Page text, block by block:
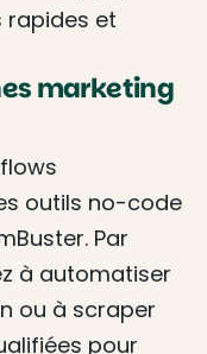
rapides et
marketing
outils no-code
Par
à automatiser
ou à scraper
pour